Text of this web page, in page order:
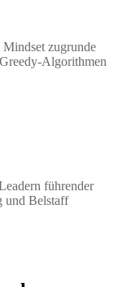
zugrunde
Algorithmen
führender
und Belstaff